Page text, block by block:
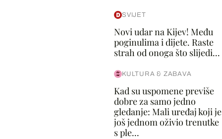
SVIJET
Novi udar na Kijev! Među
poginulima i dijete. Raste
strah od onoga što slijedi...
KULTURA & ZABAVA
Kad su uspomene previše
dobre za samo jedno
gledanje: Mali uređaj koji je
još jednom oživio trenutke
s ple...